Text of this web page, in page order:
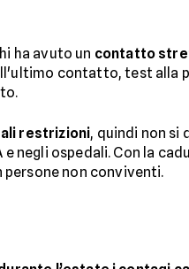
ha avuto un contatto
contatto, test alla
restrizioni, quindi non si
negli ospedali. Con la
persone non conviventi.